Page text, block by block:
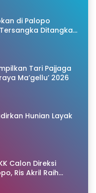
di Palopo
Ditangkap
Tari Pajjaga
Ma’gellu’ 2026
Hunian Layak
Calon Direksi
Ris Akril Raih